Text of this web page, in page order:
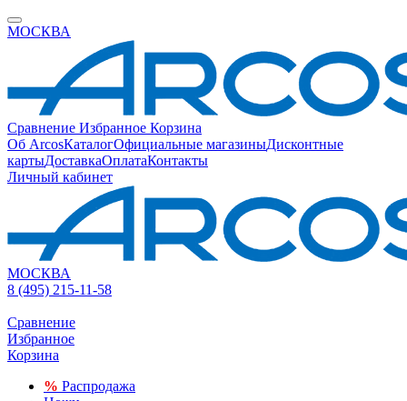
МОСКВА
Сравнение Избранное Корзина
Об ArcosКаталогОфициальные магазиныДисконтные
картыДоставкаОплатаКонтакты
Личный кабинет
МОСКВА
8 (495) 215-11-58
Сравнение
Избранное
Корзина
% Распродажа